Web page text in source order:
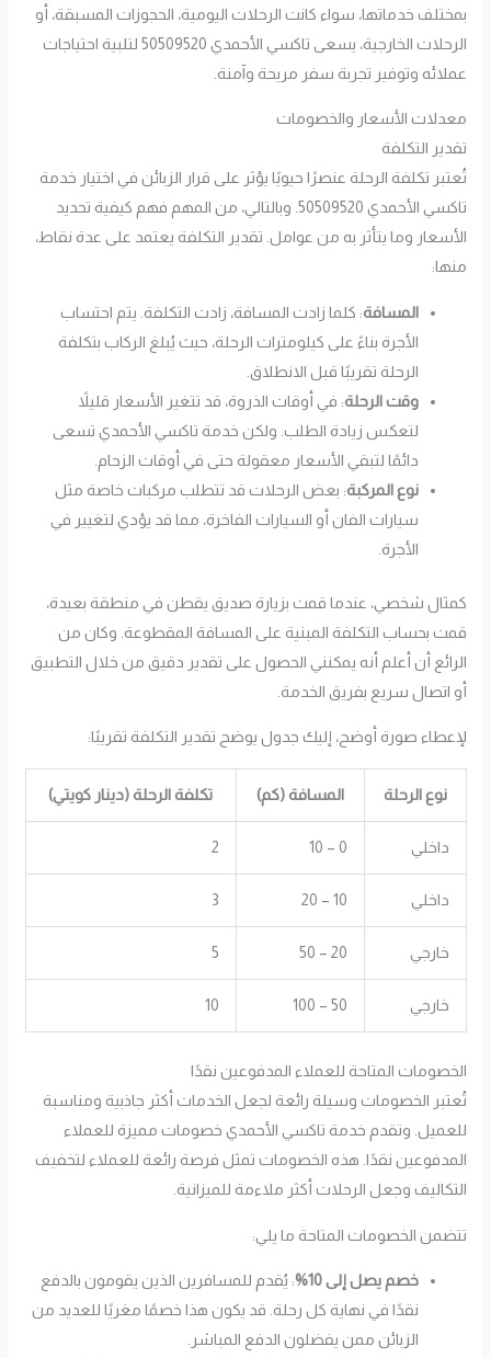
بمختلف خدماتها، سواء كانت الرحلات اليومية، الحجوزات المسبقة، أو
الرحلات الخارجية، يسعى تاكسي الأحمدي 50509520 لتلبية احتياجات
عملائه وتوفير تجربة سفر مريحة وآمنة.
معدلات الأسعار والخصومات
تقدير التكلفة
تُعتبر تكلفة الرحلة عنصرًا حيويًا يؤثر على قرار الزبائن في اختيار خدمة
تاكسي الأحمدي 50509520. وبالتالي، من المهم فهم كيفية تحديد
الأسعار وما يتأثر به من عوامل. تقدير التكلفة يعتمد على عدة نقاط،
منها:
المسافة: كلما زادت المسافة، زادت التكلفة. يتم احتساب
الأجرة بناءً على كيلومترات الرحلة، حيث يُبلغ الركاب بتكلفة
الرحلة تقريبًا قبل الانطلاق.
وقت الرحلة: في أوقات الذروة، قد تتغير الأسعار قليلاً
لتعكس زيادة الطلب. ولكن خدمة تاكسي الأحمدي تسعى
دائمًا لتبقي الأسعار معقولة حتى في أوقات الزحام.
نوع المركبة: بعض الرحلات قد تتطلب مركبات خاصة مثل
سيارات الفان أو السيارات الفاخرة، مما قد يؤدي لتغيير في
الأجرة.
كمثال شخصي، عندما قمت بزيارة صديق يقطن في منطقة بعيدة،
قمت بحساب التكلفة المبنية على المسافة المقطوعة. وكان من
الرائع أن أعلم أنه يمكنني الحصول على تقدير دقيق من خلال التطبيق
أو اتصال سريع بفريق الخدمة.
لإعطاء صورة أوضح، إليك جدول يوضح تقدير التكلفة تقريبًا:
نوع الرحلة المسافة (كم) تكلفة الرحلة (دينار كويتي)
داخلي 0 – 10
2
داخلي 10 – 20
3
خارجي 20 – 50
5
خارجي 50 – 100
10
الخصومات المتاحة للعملاء المدفوعين نقدًا
تُعتبر الخصومات وسيلة رائعة لجعل الخدمات أكثر جاذبية ومناسبة
للعميل. وتقدم خدمة تاكسي الأحمدي خصومات مميزة للعملاء
المدفوعين نقدًا. هذه الخصومات تمثل فرصة رائعة للعملاء لتخفيف
التكاليف وجعل الرحلات أكثر ملاءمة للميزانية.
تتضمن الخصومات المتاحة ما يلي:
خصم يصل إلى 10%
: يُقدم للمسافرين الذين يقومون بالدفع
نقدًا في نهاية كل رحلة. قد يكون هذا خصمًا مغريًا للعديد من
الزبائن ممن يفضلون الدفع المباشر.